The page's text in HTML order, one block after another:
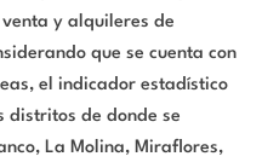
y alquileres de
que se cuenta con
el indicador estadístico
distritos de donde se
La Molina, Miraflores,